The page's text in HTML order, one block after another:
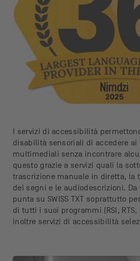
I servizi di accessibilità
disabilità sensoriali di accedere ai
multimediali senza incontrare
questo grazie a servizi quali la
trascrizione manuale in diretta, la
dei segni e le audiodescrizioni. Da
punta su SWISS TXT soprattutto
di tutti i suoi programmi (RSI, RTS,
inoltre servizi di accessibilità